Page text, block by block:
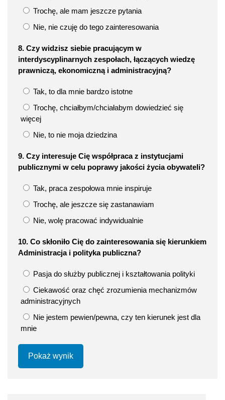
Trochę, ale mam jeszcze pytania
Nie, nie czuję do tego zainteresowania
8. Czy widzisz siebie pracującym w
interdyscyplinarnych zespołach, łączących wiedzę
prawniczą, ekonomiczną i administracyjną?
Tak, to dla mnie bardzo istotne
Trochę, chciałbym/chciałabym dowiedzieć się
więcej
Nie, to nie moja dziedzina
9. Czy interesuje Cię współpraca z instytucjami
publicznymi w celu poprawy jakości życia obywateli?
Tak, praca zespołowa mnie inspiruje
Trochę, ale jeszcze się zastanawiam
Nie, wolę pracować indywidualnie
10. Co skłoniło Cię do zainteresowania się kierunkiem
Administracja i polityka publiczna?
Pasja do służby publicznej i kształtowania polityki
Ciekawość oraz chęć zrozumienia mechanizmów
administracyjnych
Nie jestem pewien/pewna, czy ten kierunek jest dla
mnie
Pokaż wynik